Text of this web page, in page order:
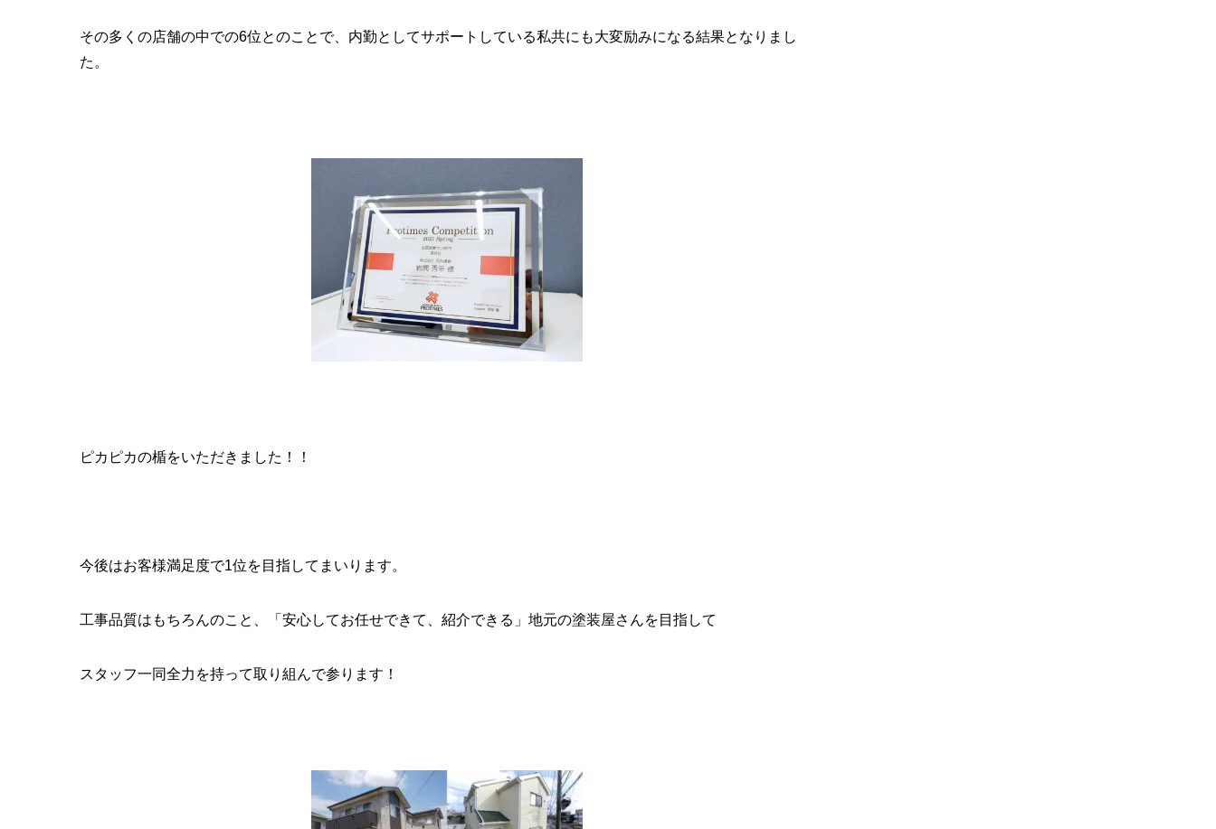
その多くの店舗の中での6位とのことで、内勤としてサポートしている私共にも大変励みになる結果となりまし
た。
ピカピカの楯をいただきました！！
今後はお客様満足度で1位を目指してまいります。
工事品質はもちろんのこと、「安心してお任せできて、紹介できる」地元の塗装屋さんを目指して
スタッフ一同全力を持って取り組んで参ります！